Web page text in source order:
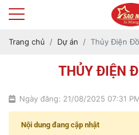
Trang chủ Dự án Thủy Điện
THỦY ĐIỆN
Ngày đăng: 21/08/2025 07:31
Nội dung đang cập nhật